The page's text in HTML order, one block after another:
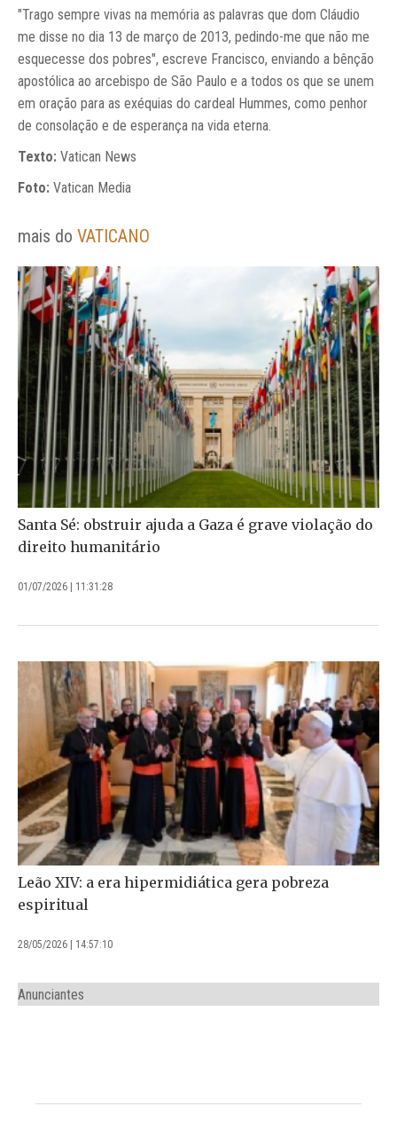
"Trago sempre vivas na memória as palavras que dom Cláudio
me disse no dia 13 de março de 2013, pedindo-me que não me
esquecesse dos pobres", escreve Francisco, enviando a bênção
apostólica ao arcebispo de São Paulo e a todos os que se unem
em oração para as exéquias do cardeal Hummes, como penhor
de consolação e de esperança na vida eterna.
Texto: Vatican News
Foto: Vatican Media
mais do VATICANO
Santa Sé: obstruir ajuda a Gaza é grave violação do
direito humanitário
01/07/2026 | 11:31:28
Leão XIV: a era hipermidiática gera pobreza
espiritual
28/05/2026 | 14:57:10
Anunciantes